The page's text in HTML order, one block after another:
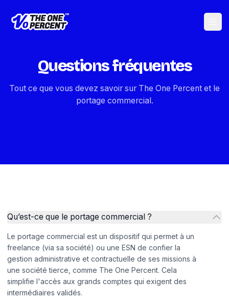
Questions fréquentes
Tout ce que vous devez savoir sur The One Percent et le
portage commercial.
Qu’est-ce que le portage commercial ?
Le portage commercial est un dispositif qui permet à un
freelance (via sa société) ou une ESN de confier la
gestion administrative et contractuelle de ses missions à
une société tierce, comme The One Percent. Cela
simplifie l'accès aux grands comptes qui exigent des
intermédiaires validés.